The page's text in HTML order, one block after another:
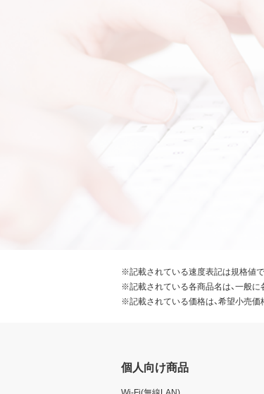
※記載されている速度表記は規格値で
※記載されている各商品名は、一般に
※記載されている価格は、希望小売価
個人向け商品